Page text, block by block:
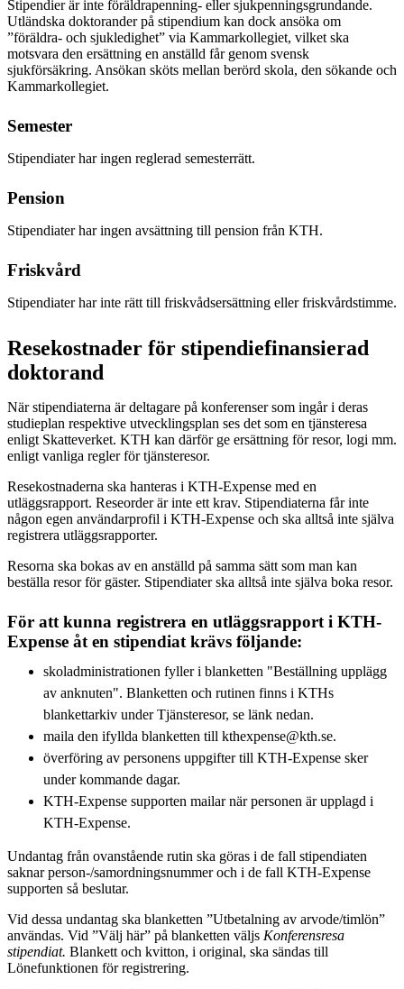
Stipendier är inte föräldrapenning- eller sjukpenningsgrundande.
Utländska doktorander på stipendium kan dock ansöka om
”föräldra- och sjukledighet” via Kammarkollegiet, vilket ska
motsvara den ersättning en anställd får genom svensk
sjukförsäkring. Ansökan sköts mellan berörd skola, den sökande och
Kammarkollegiet.
Semester
Stipendiater har ingen reglerad semesterrätt.
Pension
Stipendiater har ingen avsättning till pension från KTH.
Friskvård
Stipendiater har inte rätt till friskvådsersättning eller friskvårdstimme.
Resekostnader för stipendiefinansierad
doktorand
När stipendiaterna är deltagare på konferenser som ingår i deras
studieplan respektive utvecklingsplan ses det som en tjänsteresa
enligt Skatteverket. KTH kan därför ge ersättning för resor, logi mm.
enligt vanliga regler för tjänsteresor.
Resekostnaderna ska hanteras i KTH-Expense med en
utläggsrapport. Reseorder är inte ett krav. Stipendiaterna får inte
någon egen användarprofil i KTH-Expense och ska alltså inte själva
registrera utläggsrapporter.
Resorna ska bokas av en anställd på samma sätt som man kan
beställa resor för gäster. Stipendiater ska alltså inte själva boka resor.
För att kunna registrera en utläggsrapport i KTH-
Expense åt en stipendiat krävs följande:
skoladministrationen fyller i blanketten "Beställning upplägg
av anknuten". Blanketten och rutinen finns i KTHs
blankettarkiv under Tjänsteresor, se länk nedan.
maila den ifyllda blanketten till kthexpense@kth.se.
överföring av personens uppgifter till KTH-Expense sker
under kommande dagar.
KTH-Expense supporten mailar när personen är upplagd i
KTH-Expense.
Undantag från ovanstående rutin ska göras i de fall stipendiaten
saknar person-/samordningsnummer och i de fall KTH-Expense
supporten så beslutar.
Vid dessa undantag ska blanketten ”Utbetalning av arvode/timlön”
användas. Vid ”Välj här” på blanketten väljs Konferensresa
stipendiat. Blankett och kvitton, i original, ska sändas till
Lönefunktionen för registrering.